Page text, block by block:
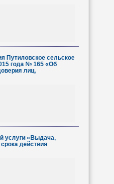
Путиловское сельское
года № 165 «Об
лиц,
услуги «Выдача,
действия